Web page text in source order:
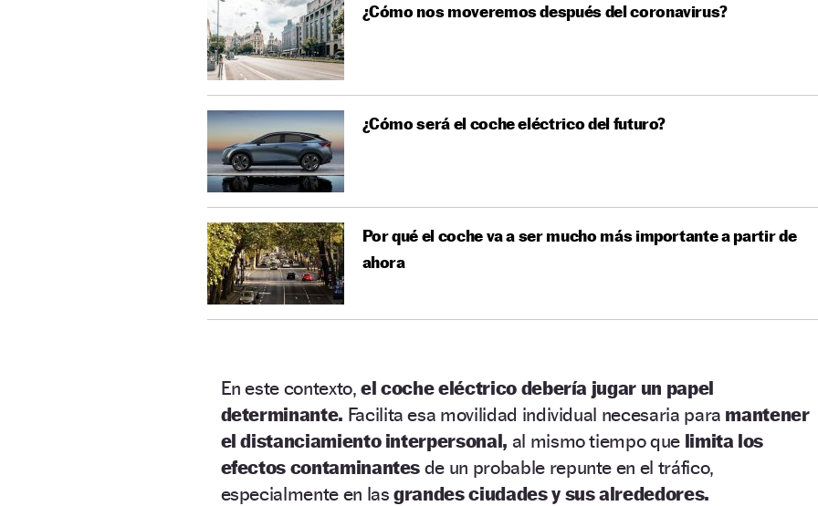
¿Cómo nos moveremos después del coronavirus?
¿Cómo será el coche eléctrico del futuro?
Por qué el coche va a ser mucho más importante a partir de
ahora
En este contexto,el coche eléctrico debería jugar un papel
determinante. Facilita esa movilidad individual necesaria para mantener
el distanciamiento interpersonal, al mismo tiempo que limita los
efectos contaminantes de un probable repunte en el tráfico,
especialmente en lasgrandes ciudades y sus alrededores.